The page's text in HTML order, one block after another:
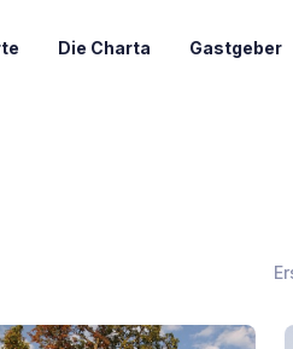
Die Charta Gastgeber